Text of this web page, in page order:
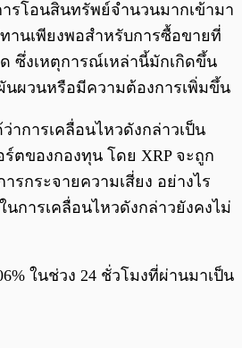
รโอนสินทรัพย์จำนวนมากเข้ามา
านเพียงพอสำหรับการซื้อขายที่
ซึ่งเหตุการณ์เหล่านี้มักเกิดขึ้น
ผวนหรือมีความต้องการเพิ่มขึ้น
าการเคลื่อนไหวดังกล่าวเป็น
ร์ตของกองทุน โดย XRP จะถูก
รกระจายความเสี่ยง อย่างไร
การเคลื่อนไหวดังกล่าวยังคงไม่
ในช่วง 24 ชั่วโมงที่ผ่านมาเป็น